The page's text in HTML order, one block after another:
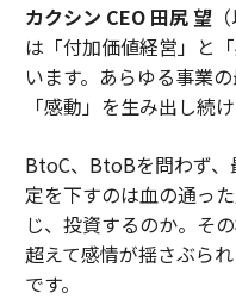
カクシン CEO 田尻 望（
は「付加価値経営」と
います。あらゆる事業
「感動」を生み出し続
BtoC、BtoBを問わず
定を下すのは血の通っ
じ、投資するのか。そ
超えて感情が揺さぶら
です。